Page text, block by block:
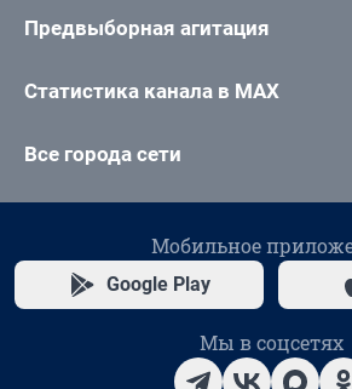
Предвыборная агитация
Статистика канала в MAX
Все города сети
Мобильное
Google Play
Мы в соцсетях